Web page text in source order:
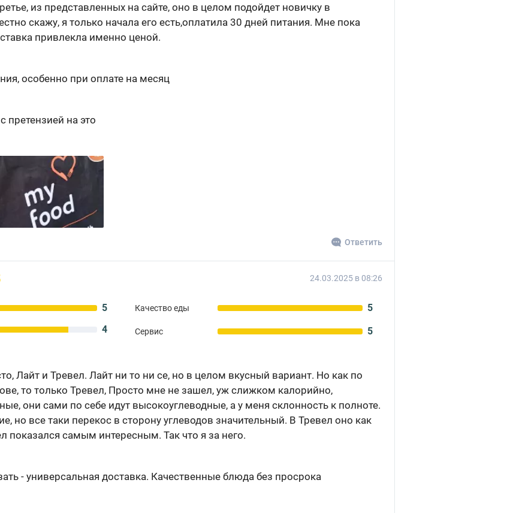
из представленных на сайте, оно в целом подойдет новичку в
скажу, я только начала его есть,оплатила 30 дней питания. Мне пока
привлекла именно ценой.
особенно при оплате на месяц
претензией на это
Ответить
24.03.2025 в 08:26
5 Качество еды 5
4 Сервис 5
Лайт и Тревел. Лайт ни то ни се, но в целом вкусный вариант. Но как по
то только Тревел, Просто мне не зашел, уж слижком калорийно,
они сами по себе идут высокоуглеводные, а у меня склонность к полноте.
но все таки перекос в сторону углеводов значительный. В Тревел оно как
показался самым интересным. Так что я за него.
- универсальная доставка. Качественные блюда без просрока